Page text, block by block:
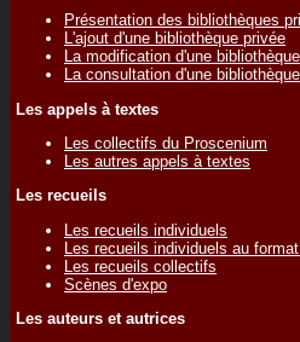
Présentation des bibliothèques
L'ajout d'une bibliothèque privée
La modification d'une
La consultation d'une
Les appels à textes
Les collectifs du Proscenium
Les autres appels à textes
Les recueils
Les recueils individuels
Les recueils individuels au format
Les recueils collectifs
Scènes d'expo
Les auteurs et autrices